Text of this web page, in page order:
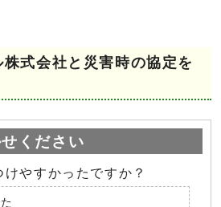
式会社と災害時の協定を
ください
やすかったですか？